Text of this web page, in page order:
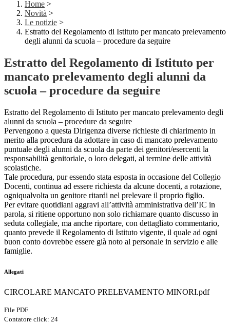
Home >
Novità >
Le notizie >
Estratto del Regolamento di Istituto per mancato prelevamento
degli alunni da scuola – procedure da seguire
Estratto del Regolamento di Istituto per
mancato prelevamento degli alunni da
scuola – procedure da seguire
Estratto del Regolamento di Istituto per mancato prelevamento degli
alunni da scuola – procedure da seguire
Pervengono a questa Dirigenza diverse richieste di chiarimento in
merito alla procedura da adottare in caso di mancato prelevamento
puntuale degli alunni da scuola da parte dei genitori/esercenti la
responsabilità genitoriale, o loro delegati, al termine delle attività
scolastiche.
Tale procedura, pur essendo stata esposta in occasione del Collegio
Docenti, continua ad essere richiesta da alcune docenti, a rotazione,
ogniqualvolta un genitore ritardi nel prelevare il proprio figlio.
Per evitare quotidiani aggravi all’attività amministrativa dell’IC in
parola, si ritiene opportuno non solo richiamare quanto discusso in
seduta collegiale, ma anche riportare, con dettagliato commentario,
quanto prevede il Regolamento di Istituto vigente, il quale ad ogni
buon conto dovrebbe essere già noto al personale in servizio e alle
famiglie.
Allegati
CIRCOLARE MANCATO PRELEVAMENTO MINORI.pdf
File PDF
Contatore click: 24